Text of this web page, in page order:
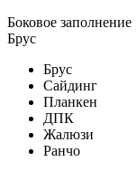
Боковое заполнение
Брус
Брус
Сайдинг
Планкен
ДПК
Жалюзи
Ранчо